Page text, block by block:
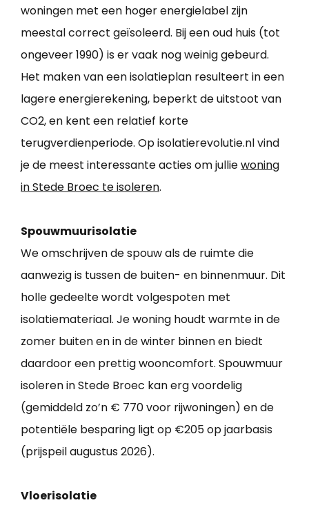
woningen met een hoger energielabel zijn
meestal correct geïsoleerd. Bij een oud huis (tot
ongeveer 1990) is er vaak nog weinig gebeurd.
Het maken van een isolatieplan resulteert in een
lagere energierekening, beperkt de uitstoot van
CO2, en kent een relatief korte
terugverdienperiode. Op isolatierevolutie.nl vind
je de meest interessante acties om julliewoning
in Stede Broec te isoleren.
Spouwmuurisolatie
We omschrijven de spouw als de ruimte die
aanwezig is tussen de buiten- en binnenmuur. Dit
holle gedeelte wordt volgespoten met
isolatiemateriaal. Je woning houdt warmte in de
zomer buiten en in de winter binnen en biedt
daardoor een prettig wooncomfort. Spouwmuur
isoleren in Stede Broec kan erg voordelig
(gemiddeld zo’n € 770 voor rijwoningen) en de
potentiële besparing ligt op €205 op jaarbasis
(prijspeil augustus 2026).
Vloerisolatie